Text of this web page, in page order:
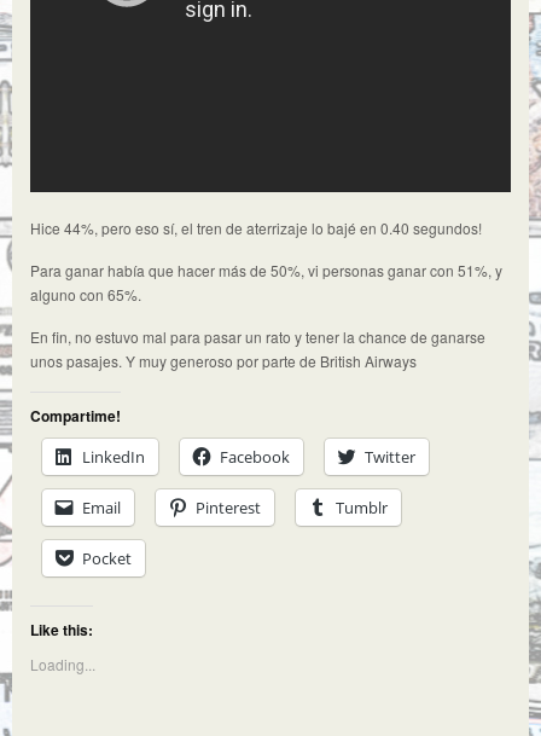
Hice 44%, pero eso sí, el tren de aterrizaje lo bajé en 0.40 segundos!
Para ganar había que hacer más de 50%, vi personas ganar con 51%, y
alguno con 65%.
En fin, no estuvo mal para pasar un rato y tener la chance de ganarse
unos pasajes. Y muy generoso por parte de British Airways
Compartime!
LinkedIn
Facebook Twitter
Email Pinterest Tumblr
Pocket
Like this:
Loading...